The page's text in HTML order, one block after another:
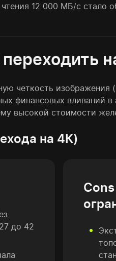
12 000 МБ/с стало
четкость изображения
финансовых вливаний
высокой стоимости
на 4К)
до 42